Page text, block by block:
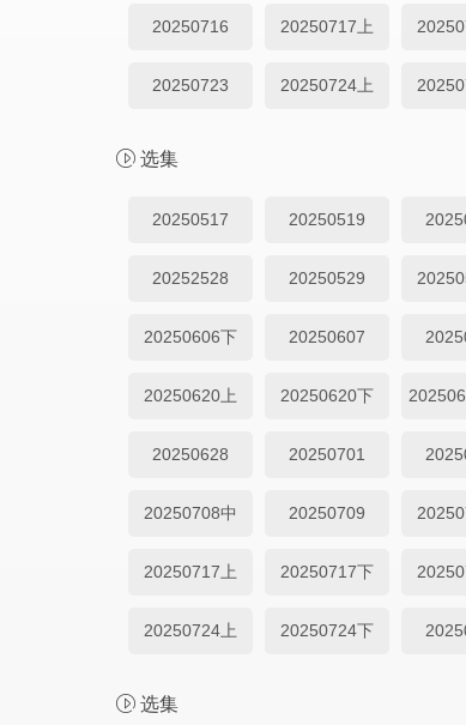
20250716 20250717上
20250723 20250724上
选集
20250517 20250519
20252528 20250529
20250606下 20250607
20250620上 20250620下
20250628 20250701
20250708中 20250709
20250717上 20250717下
20250724上 20250724下
选集